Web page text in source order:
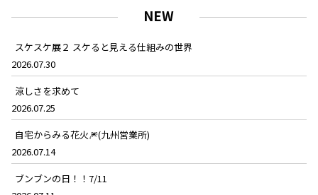
NEW
スケスケ展２ スケると見える仕組みの世界
2026.07.30
涼しさを求めて
2026.07.25
自宅からみる花火🎆(九州営業所)
2026.07.14
ブンブンの日！！7/11